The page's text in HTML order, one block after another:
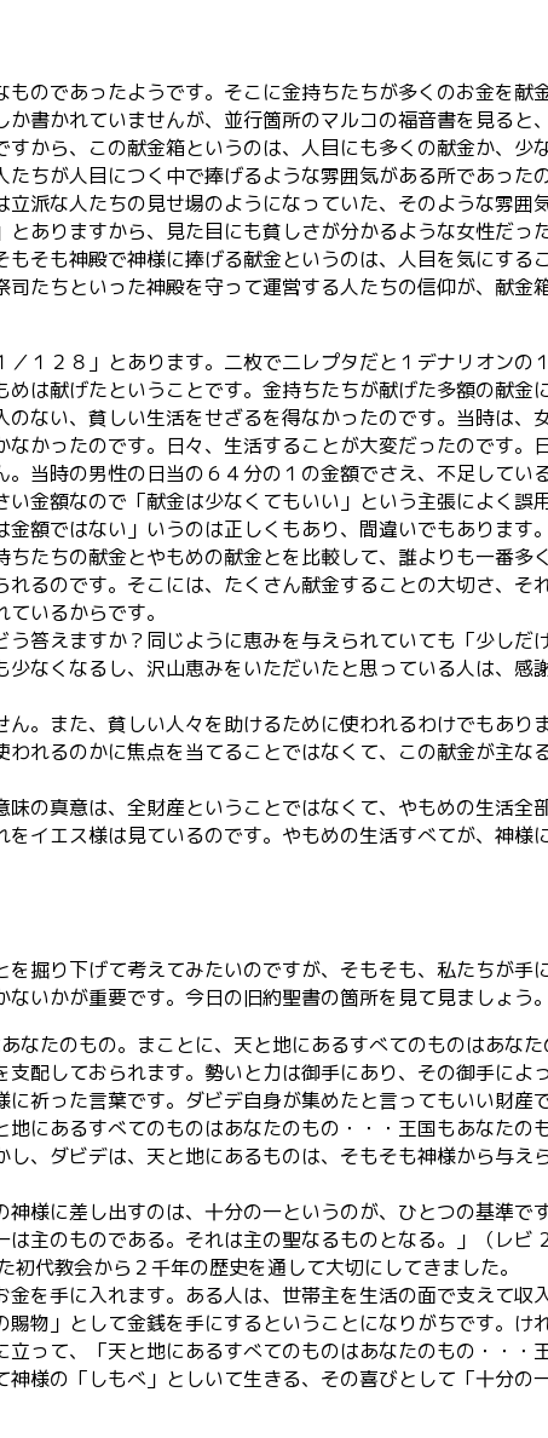
のであったようです。そこに金持ちたちが多くのお金を
書かれていませんが、並行箇所のマルコの福音書を見る
から、この献金箱というのは、人目にも多くの献金か、
ちが人目につく中で捧げるような雰囲気がある所であっ
派な人たちの見せ場のようになっていた、そのような雰
ありますから、見た目にも貧しさが分かるような女性だ
そも神殿で神様に捧げる献金というのは、人目を気にす
たちといった神殿を守って運営する人たちの信仰が、献
１２８」とあります。二枚で二レプタだと１デナリオン
は献げたということです。金持ちたちが献げた多額の献
ない、貧しい生活をせざるを得なかったのです。当時は
かったのです。日々、生活することが大変だったのです
当時の男性の日当の６４分の１の金額でさえ、不足してい
金額なので「献金は少なくてもいい」という主張によく
額ではない」いうのは正しくもあり、間違いでもありま
たちの献金とやもめの献金とを比較して、誰よりも一番
るのです。そこには、たくさん献金することの大切さ、
いるからです。
答えますか？同じように恵みを与えられていても「少しだ
なくなるし、沢山恵みをいただいたと思っている人は、
。また、貧しい人々を助けるために使われるわけでもあ
れるのかに焦点を当てることではなくて、この献金が主
の真意は、全財産ということではなくて、やもめの生活
イエス様は見ているのです。やもめの生活すべてが、神
掘り下げて考えてみたいのですが、そもそも、私たちが
いかが重要です。今日の旧約聖書の箇所を見て見ましょう。
なたのもの。まことに、天と地にあるすべてのものはあな
配しておられます。勢いと力は御手にあり、その御手によ
祈った言葉です。ダビデ自身が集めたと言ってもいい財
にあるすべてのものはあなたのもの・・・王国もあなた
、ダビデは、天と地にあるものは、そもそも神様から与
様に差し出すのは、十分の一というのが、ひとつの基準です
主のものである。それは主の聖なるものとなる。」（レビ
代教会から２千年の歴史を通して大切にしてきました。
を手に入れます。ある人は、世帯主を生活の面で支えて
物」として金銭を手にするということになりがちです。
って、「天と地にあるすべてのものはあなたのもの・・
様の「しもべ」としいて生きる、その喜びとして「十分の